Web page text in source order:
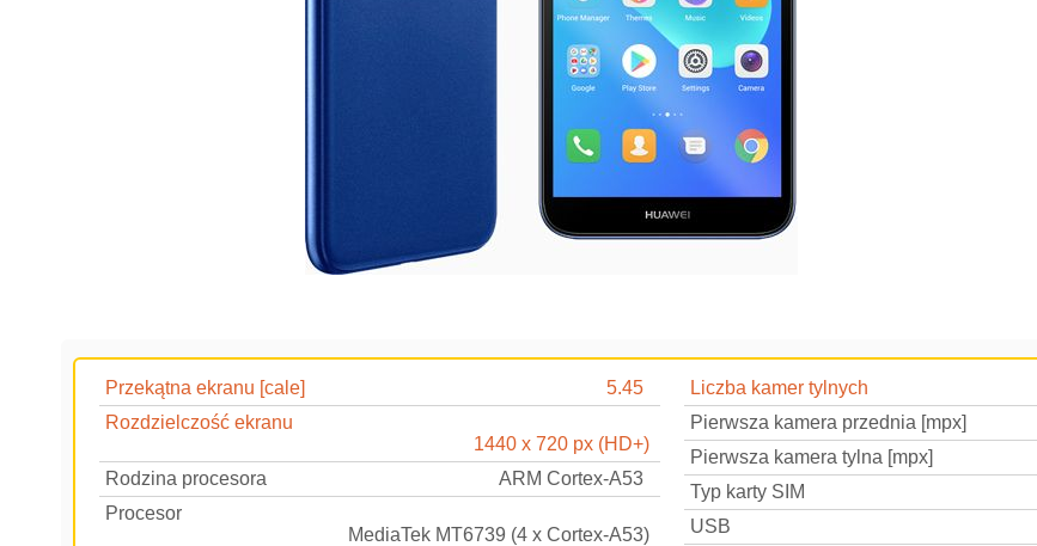
Przekątna ekranu [cale]
5.45
Rozdzielczość ekranu
1440 x 720 px (HD+)
Rodzina procesora
ARM Cortex-A53
Procesor
MediaTek MT6739 (4 x Cortex-A53)
Liczba kamer tylnych
Pierwsza kamera przednia [mpx]
Pierwsza kamera tylna [mpx]
Typ karty SIM
USB